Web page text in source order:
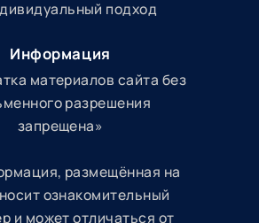
подход
Информация
материалов сайта без
разрешения
запрещена»
размещённая на
ознакомительный
и может отличаться от